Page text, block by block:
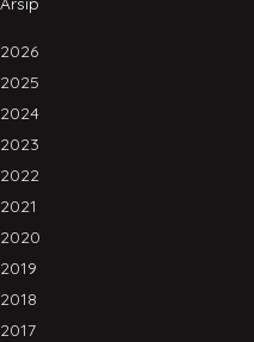
2026
2025
2024
2023
2022
2021
2020
2019
2018
2017